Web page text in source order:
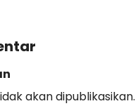
akan dipublikasikan.